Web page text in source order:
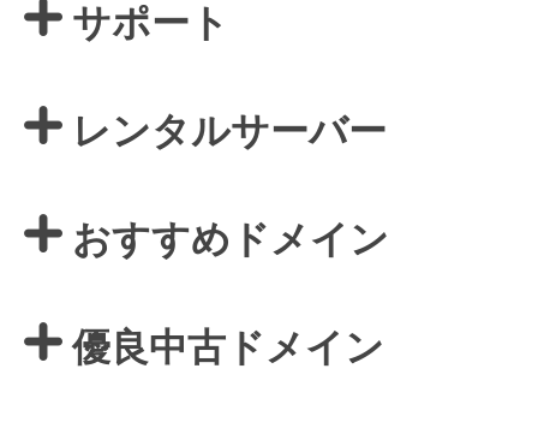
サポート
レンタルサーバー
おすすめドメイン
優良中古ドメイン